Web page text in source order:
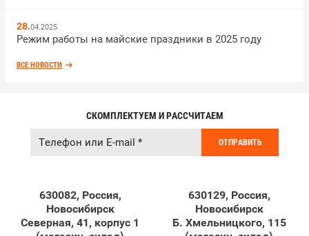
28.04.2025
Режим работы на майские праздники в 2025 году
ВСЕ НОВОСТИ
СКОМПЛЕКТУЕМ И РАССЧИТАЕМ
ОТПРАВИТЬ
630082, Россия,
Новосибирск
Северная, 41, корпус 1
630129, Россия,
Новосибирск
Б. Хмельницкого, 115